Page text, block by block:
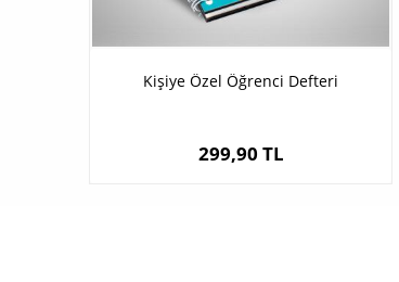
Kişiye Özel Öğrenci Defteri
299,90 TL